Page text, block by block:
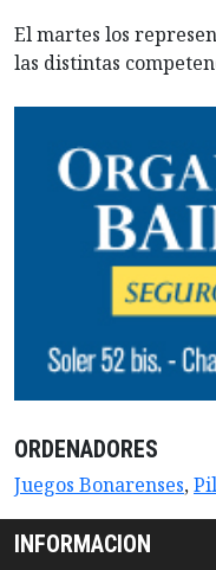
El martes los
las distintas
ORDENADORES
Juegos Bonarenses,
INFORMACION